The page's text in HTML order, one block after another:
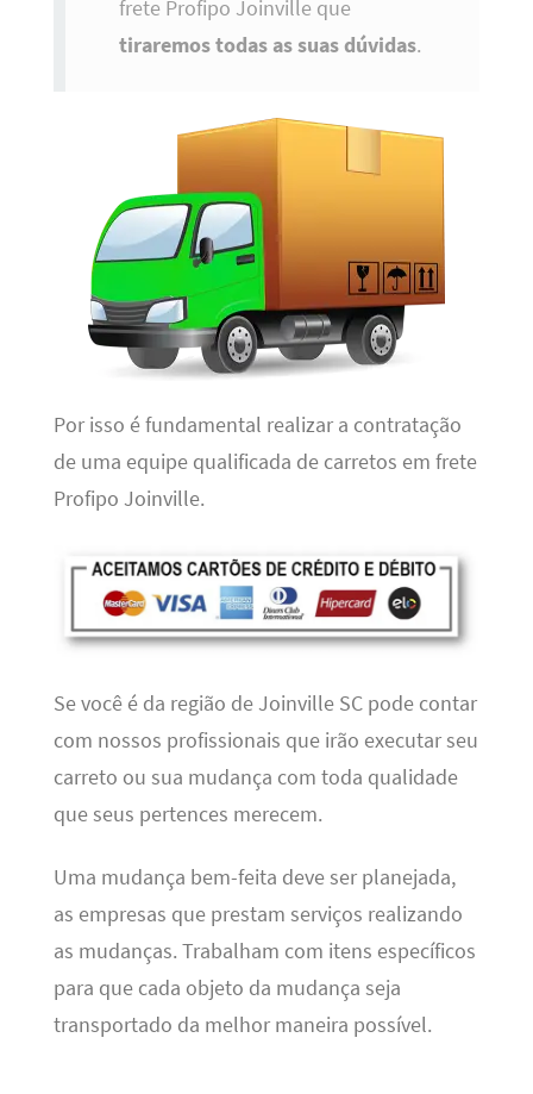
frete Profipo Joinville que
tiraremos todas as suas dúvidas.
Por isso é fundamental realizar a contratação
de uma equipe qualificada de carretos em frete
Profipo Joinville.
Se você é da região de Joinville SC pode contar
com nossos profissionais que irão executar seu
carreto ou sua mudança com toda qualidade
que seus pertences merecem.
Uma mudança bem-feita deve ser planejada,
as empresas que prestam serviços realizando
as mudanças. Trabalham com itens específicos
para que cada objeto da mudança seja
transportado da melhor maneira possível.